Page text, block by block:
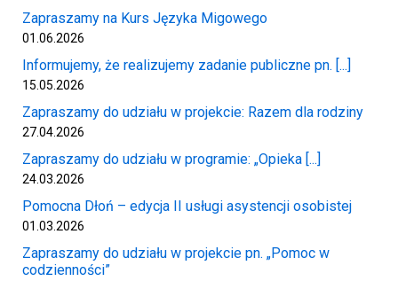
Zapraszamy na Kurs Języka Migowego
01.06.2026
Informujemy, że realizujemy zadanie publiczne pn. [...]
15.05.2026
Zapraszamy do udziału w projekcie: Razem dla rodziny
27.04.2026
Zapraszamy do udziału w programie: „Opieka [...]
24.03.2026
Pomocna Dłoń – edycja II usługi asystencji osobistej
01.03.2026
Zapraszamy do udziału w projekcie pn. „Pomoc w
codzienności”